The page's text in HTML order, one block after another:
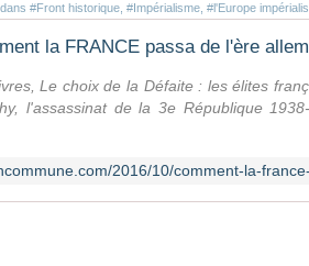
#Front historique #Impérialisme #l'Europe
Le choix de la Défaite : les élites
l'assassinat de la 3e République